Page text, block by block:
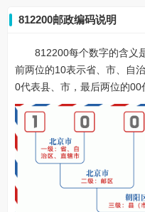
812200邮政编码说明
812200每个数字的含义
前两位的10表示省、市、自
0代表县、市，最后两位的00